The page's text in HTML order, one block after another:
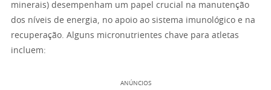
minerais) desempenham um papel crucial na manutenção
dos níveis de energia, no apoio ao sistema imunológico e na
recuperação. Alguns micronutrientes chave para atletas
incluem:
ANÚNCIOS